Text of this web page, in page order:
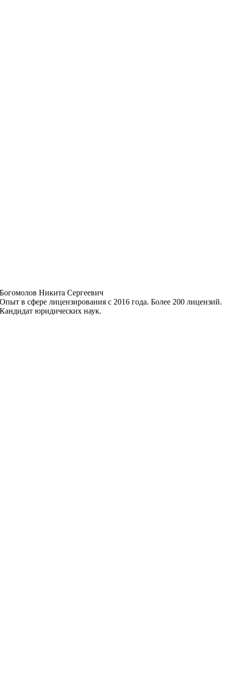
Богомолов Никита Сергеевич
Опыт в сфере лицензирования с 2016 года. Более 200 лицензий.
Кандидат юридических наук.